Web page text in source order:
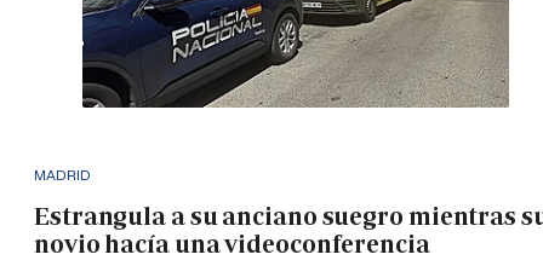
MADRID
Estrangula a su anciano suegro mientras
novio hacía una videoconferencia